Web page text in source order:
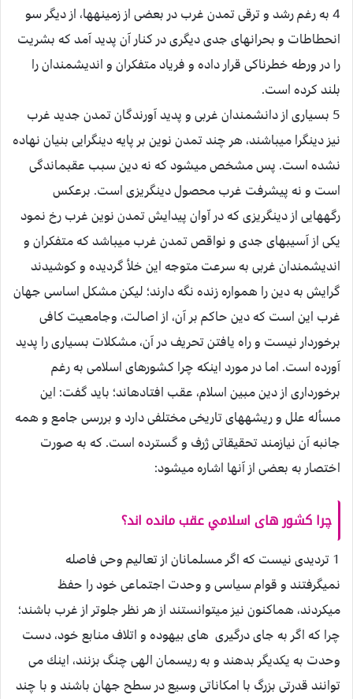
4 به رغم رشد و ترقى تمدن غرب در بعضى از زمينه‏ها، از ديگر سو
انحطاطات و بحران‏هاى جدى ديگرى در كنار آن پديد آمد كه بشريت
را در ورطه خطرناكى قرار داده و فرياد متفكران و انديشمندان را
بلند كرده است.
5 بسيارى از دانشمندان غربى و پديد آورندگان تمدن جديد غرب
نيز دين‏گرا ميباشند، هر چند تمدن نوين بر پايه دين‏گرايى بنيان نهاده
نشده است. پس مشخص ميشود كه نه دين سبب عقب‏ماندگى
است و نه پيشرفت غرب محصول دين‏گريزى است. برعكس
رگه‏هايى از دين‏گريزى كه در اّوان پيدايش تمدن نوين غرب رخ نمود
يكى از آسيب‏هاى جدى و نواقص تمدن غرب ميباشد كه متفكران و
انديشمندان غربى به سرعت متوجه اين خلأ گرديده و كوشيدند
گرايش به دين را همواره زنده نگه دارند؛ ليكن مشكل اساسى جهان
غرب اين است كه دين حاكم بر آن، از اصالت، وجامعيت كافى
برخوردار نيست و راه يافتن تحريف در آن، مشكلات بسيارى را پديد
آورده است. اما در مورد اينكه چرا كشورهاى اسلامى به ‏رغم
برخوردارى از دين مبين اسلام، عقب افتاده‏اند؛ بايد گفت: اين
مسأله علل و ريشه‏هاى تاريخى مختلفى دارد و بررسى جامع و همه
جانبه آن نيازمند تحقيقاتى ژرف و گسترده است. كه به صورت
اختصار به بعضى از آنها اشاره ميشود:
چرا كشور هاى اسلامي عقب مانده اند؟
1 ترديدى نيست كه اگر مسلمانان از تعاليم وحى فاصله
نميگرفتند و قوام سياسى و وحدت اجتماعى خود را حفظ
ميكردند، هم‏اكنون نيز ميتوانستند از هر نظر جلوتر از غرب باشند؛
چرا كه اگر به جاى درگيرى هاى بيهوده و اتلاف منابع خود، دست
وحدت به يكديگر بدهند و به ريسمان الهى چنگ بزنند، اينك مى
توانند قدرتى بزرگ با امكاناتى وسيع در سطح جهان باشند و با چند